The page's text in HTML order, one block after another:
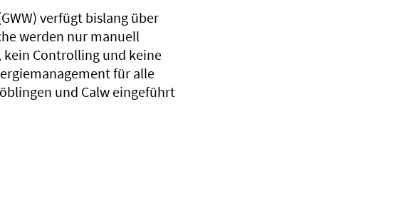
verfügt bislang über
werden nur manuell
kein Controlling und keine
für alle
und Calw eingeführt